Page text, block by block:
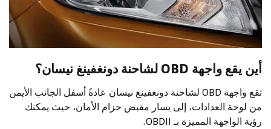
أين يقع واجهة OBD لشاحنة دونغفينغ نيسان؟
تقع واجهة OBD لشاحنة دونغفينغ نيسان عادةً أسفل الجانب الأيمن
من لوحة العدادات، إلى يسار مقبض حزام الأمان، حيث يمكنك
رؤية الواجهة المميزة بـ OBDII.